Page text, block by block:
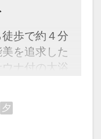
歩で約４分
を追求した
ナ付の大浴
年3月
夕